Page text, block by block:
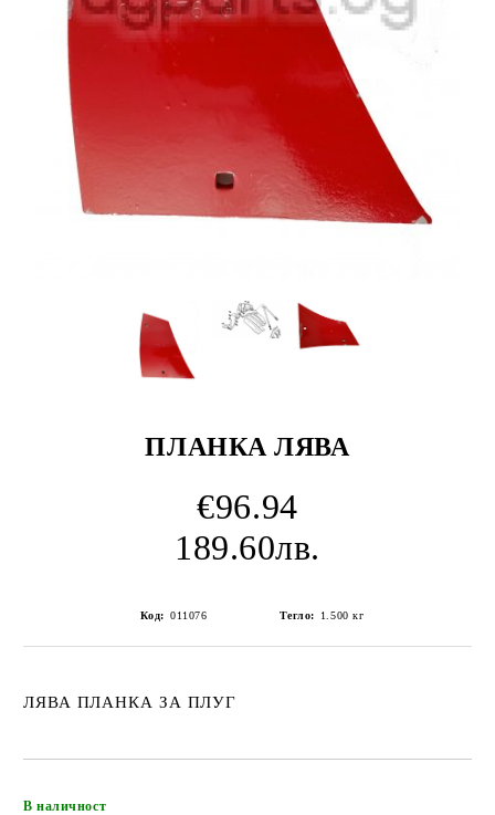
ПЛАНКА ЛЯВА
€96.94
189.60лв.
Код: 011076 Тегло: 1.500 кг
ЛЯВА ПЛАНКА ЗА ПЛУГ
В наличност